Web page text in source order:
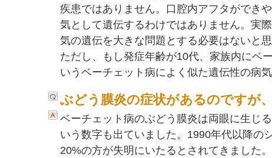
疾患ではありません。口腔内アフタができ
気として遺伝するわけではありません。実
気の遺伝を大きな問題とする必要はないと思
ただし、もし発症年齢が10代、家族内にベ
いうベーチェット病によく似た遺伝性の病
ぶどう膜炎の症状があるのですが
ベーチェット病のぶどう膜炎は両眼に生じ
いう数字も出ていました。1990年代以降の
20%の方が失明にいたるとされてきました